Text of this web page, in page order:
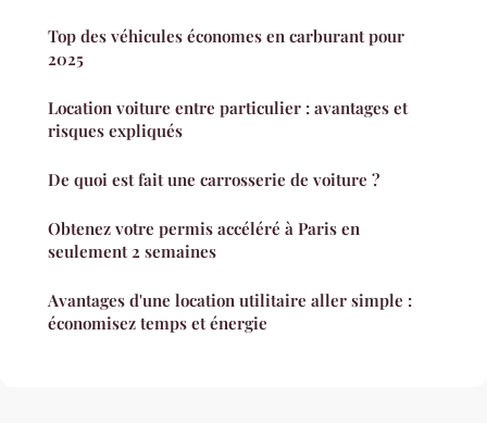
Top des véhicules économes en carburant pour
2025
Location voiture entre particulier : avantages et
risques expliqués
De quoi est fait une carrosserie de voiture ?
Obtenez votre permis accéléré à Paris en
seulement 2 semaines
Avantages d'une location utilitaire aller simple :
économisez temps et énergie